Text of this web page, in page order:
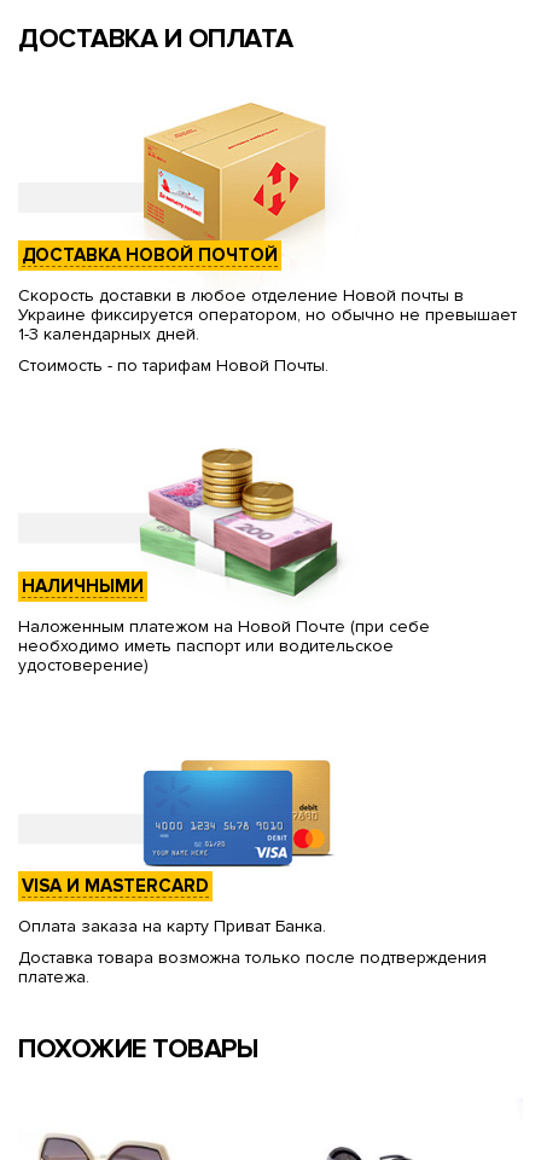
ДОСТАВКА И ОПЛАТА
ДОСТАВКА НОВОЙ ПОЧТОЙ
Скорость доставки в любое отделение Новой почты в
Украине фиксируется оператором, но обычно не превышает
1-3 календарных дней.
Стоимость - по тарифам Новой Почты.
НАЛИЧНЫМИ
Наложенным платежом на Новой Почте (при себе
необходимо иметь паспорт или водительское
удостоверение)
VISA И MASTERCARD
Оплата заказа на карту Приват Банка.
Доставка товара возможна только после подтверждения
платежа.
ПОХОЖИЕ ТОВАРЫ